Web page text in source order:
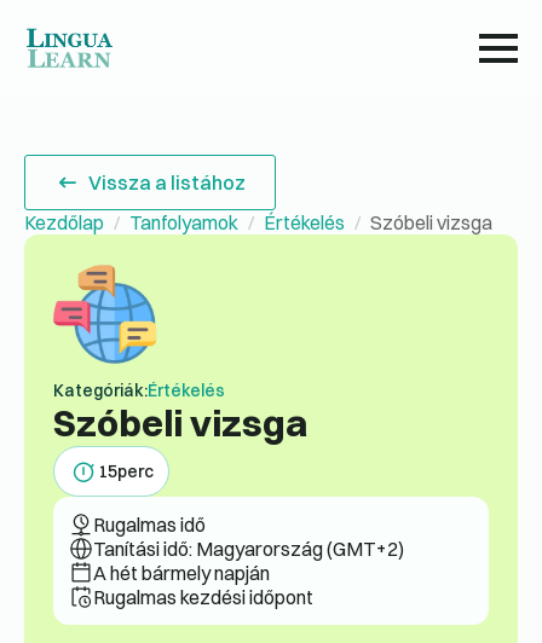
Vissza a listához
Kezdőlap
Tanfolyamok Értékelés Szóbeli vizsga
Kategóriák:Értékelés
Szóbeli vizsga
15perc
Rugalmas idő
Tanítási idő: Magyarország (GMT+2)
A hét bármely napján
Rugalmas kezdési időpont